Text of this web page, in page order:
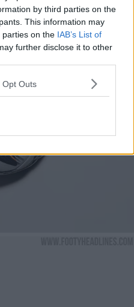
by third parties on the
This information may
parties on the IAB’s List of
further disclose it to other
Opt Outs